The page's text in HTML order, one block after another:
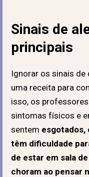
Sinais de
principais
Ignorar os sinais de
uma receita para
isso, os
sintomas físicos e
sentem esgotados,
têm dificuldade
de estar em sala
choram ao pensar